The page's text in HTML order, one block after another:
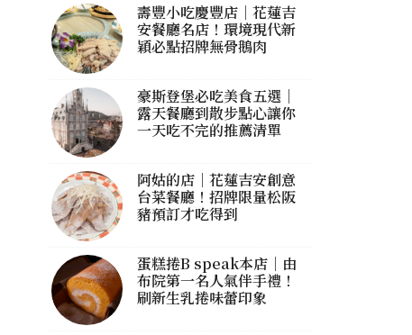
壽豐小吃慶豐店｜花蓮吉
安餐廳名店！環境現代新
穎必點招牌無骨鵝肉
豪斯登堡必吃美食五選｜
露天餐廳到散步點心讓你
一天吃不完的推薦清單
阿姑的店｜花蓮吉安創意
台菜餐廳！招牌限量松阪
豬預訂才吃得到
蛋糕捲B speak本店｜由
布院第一名人氣伴手禮！
刷新生乳捲味蕾印象